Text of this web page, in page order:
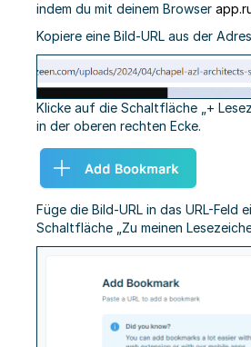
indem du mit deinem Browser
Kopiere eine Bild-URL aus der
Klicke auf die Schaltfläche „+
in der oberen rechten Ecke.
Füge die Bild-URL in das URL-Feld
Schaltfläche „Zu meinen